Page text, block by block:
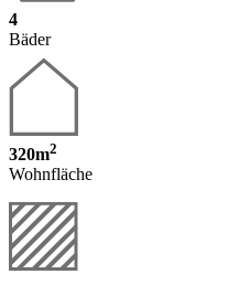
4
Bäder
320m2
Wohnfläche